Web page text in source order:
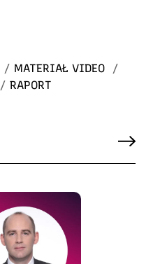
/ MATERIAŁ VIDEO
/
/ RAPORT